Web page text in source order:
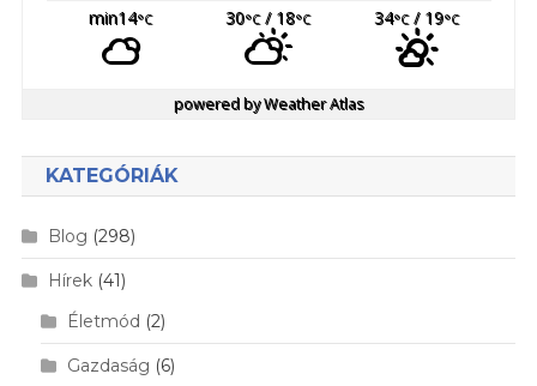
min14°C 30°C/ 18°C 34°C/ 19°C
powered byWeather Atlas
KATEGÓRIÁK
Blog (298)
Hírek(41)
Életmód (2)
Gazdaság (6)